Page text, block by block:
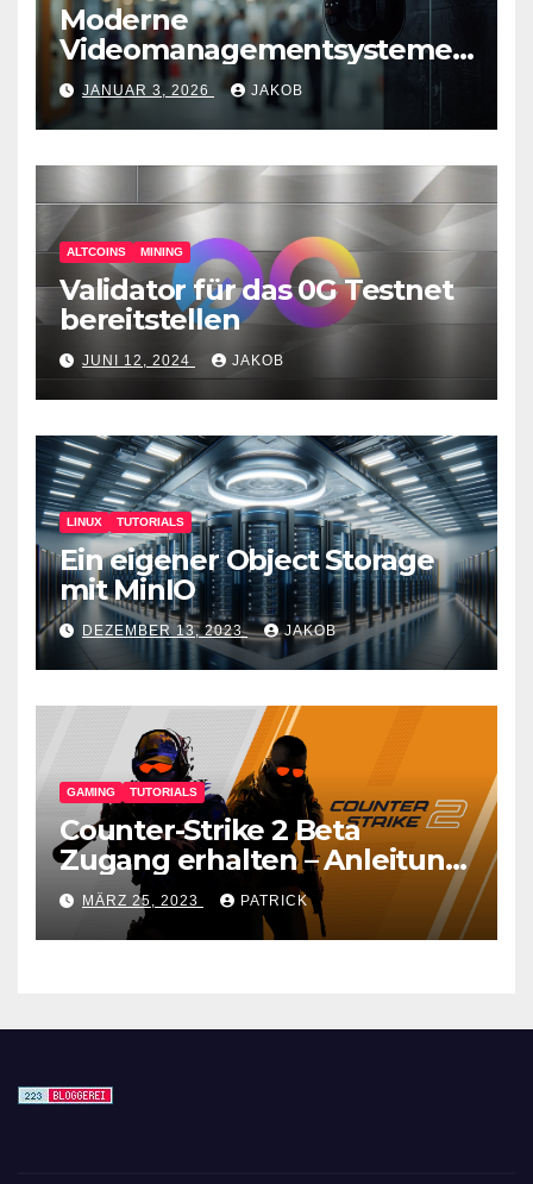
Moderne
Videomanagementsysteme
(VMS) – mehr als nur
Überwachungswerkzeuge
JANUAR 3, 2026 JAKOB
ALTCOINS MINING
Validator für das 0G Testnet
bereitstellen
JUNI 12, 2024 JAKOB
LINUX TUTORIALS
Ein eigener Object Storage
mit MinIO
DEZEMBER 13, 2023 JAKOB
GAMING TUTORIALS
Counter-Strike 2 Beta
Zugang erhalten – Anleitung
für den CS GO Nachfolger
MÄRZ 25, 2023 PATRICK